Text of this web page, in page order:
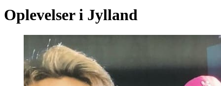
Oplevelser i Jylland